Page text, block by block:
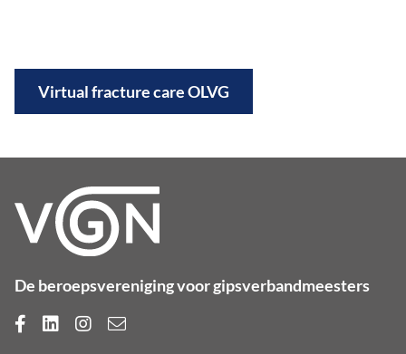
Virtual fracture care OLVG
De beroepsvereniging voor gipsverbandmeesters